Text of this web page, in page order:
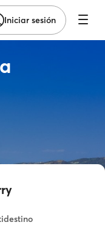
Iniciar sesión